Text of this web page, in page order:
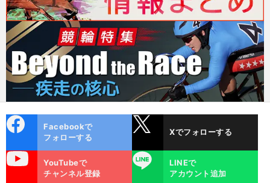
ok
Facebookで
フォローする
Xでフォローする
YouTubeで
チャンネル登録
LINE
LINEで
アカウント追加